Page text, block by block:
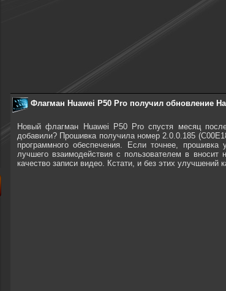
Флагман Huawei P50 Pro получил обновление
Новый флагман Huawei P50 Pro спустя месяц
добавили? Прошивка получила номер 2.0.0.185
программного обеспечения. Если точнее, прошивка
лучшего взаимодействия с пользователем в
качество записи видео. Кстати, и без этих